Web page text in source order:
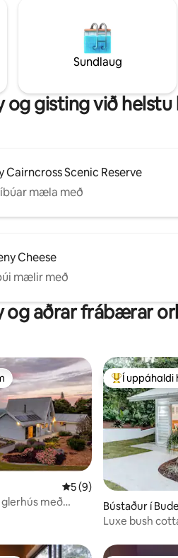
Sundlaug
og gisting við
Cairncross Scenic Reserve
mæla með
Cheese
mælir með
og aðrar frábærar
5 af 5 í meðaleinkunn,
5 (9)
með
Í mestu
Í uppáhaldi
Bústaður í
Luxe bush